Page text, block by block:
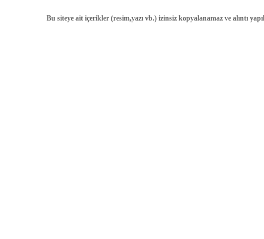
Bu siteye ait içerikler (resim,yazı vb.) izinsiz kopyalanamaz ve alıntı